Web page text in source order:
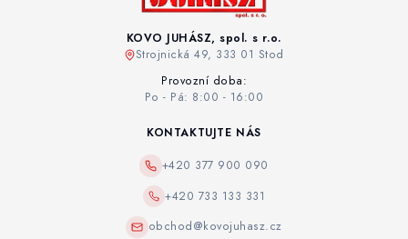
KOVO JUHÁSZ, spol. s r.o.
Strojnická 49, 333 01 Stod
Provozní doba:
Po - Pá: 8:00 - 16:00
KONTAKTUJTE NÁS
+420 377 900 090
+420 733 133 331
obchod@kovojuhasz.cz